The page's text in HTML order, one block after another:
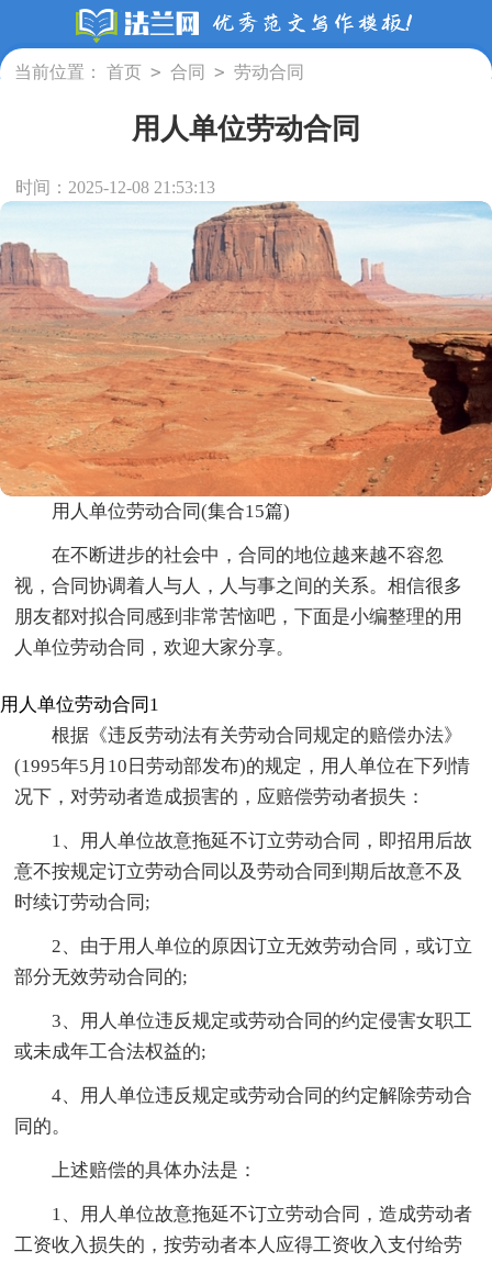
当前位置： 首页 > 合同 > 劳动合同
用人单位劳动合同
时间：2025-12-08 21:53:13
用人单位劳动合同(集合15篇)
在不断进步的社会中，合同的地位越来越不容忽
视，合同协调着人与人，人与事之间的关系。相信很多
朋友都对拟合同感到非常苦恼吧，下面是小编整理的用
人单位劳动合同，欢迎大家分享。
用人单位劳动合同1
根据《违反劳动法有关劳动合同规定的赔偿办法》
(1995年5月10日劳动部发布)的规定，用人单位在下列情
况下，对劳动者造成损害的，应赔偿劳动者损失：
1、用人单位故意拖延不订立劳动合同，即招用后故
意不按规定订立劳动合同以及劳动合同到期后故意不及
时续订劳动合同;
2、由于用人单位的原因订立无效劳动合同，或订立
部分无效劳动合同的;
3、用人单位违反规定或劳动合同的约定侵害女职工
或未成年工合法权益的;
4、用人单位违反规定或劳动合同的约定解除劳动合
同的。
上述赔偿的具体办法是：
1、用人单位故意拖延不订立劳动合同，造成劳动者
工资收入损失的，按劳动者本人应得工资收入支付给劳